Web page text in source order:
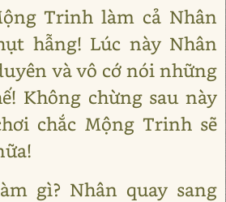
Trinh làm cả Nhân
hẫng! Lúc này Nhân
và vô cớ nói những
Không chừng sau này
chắc Mộng Trinh sẽ
gì? Nhân quay sang